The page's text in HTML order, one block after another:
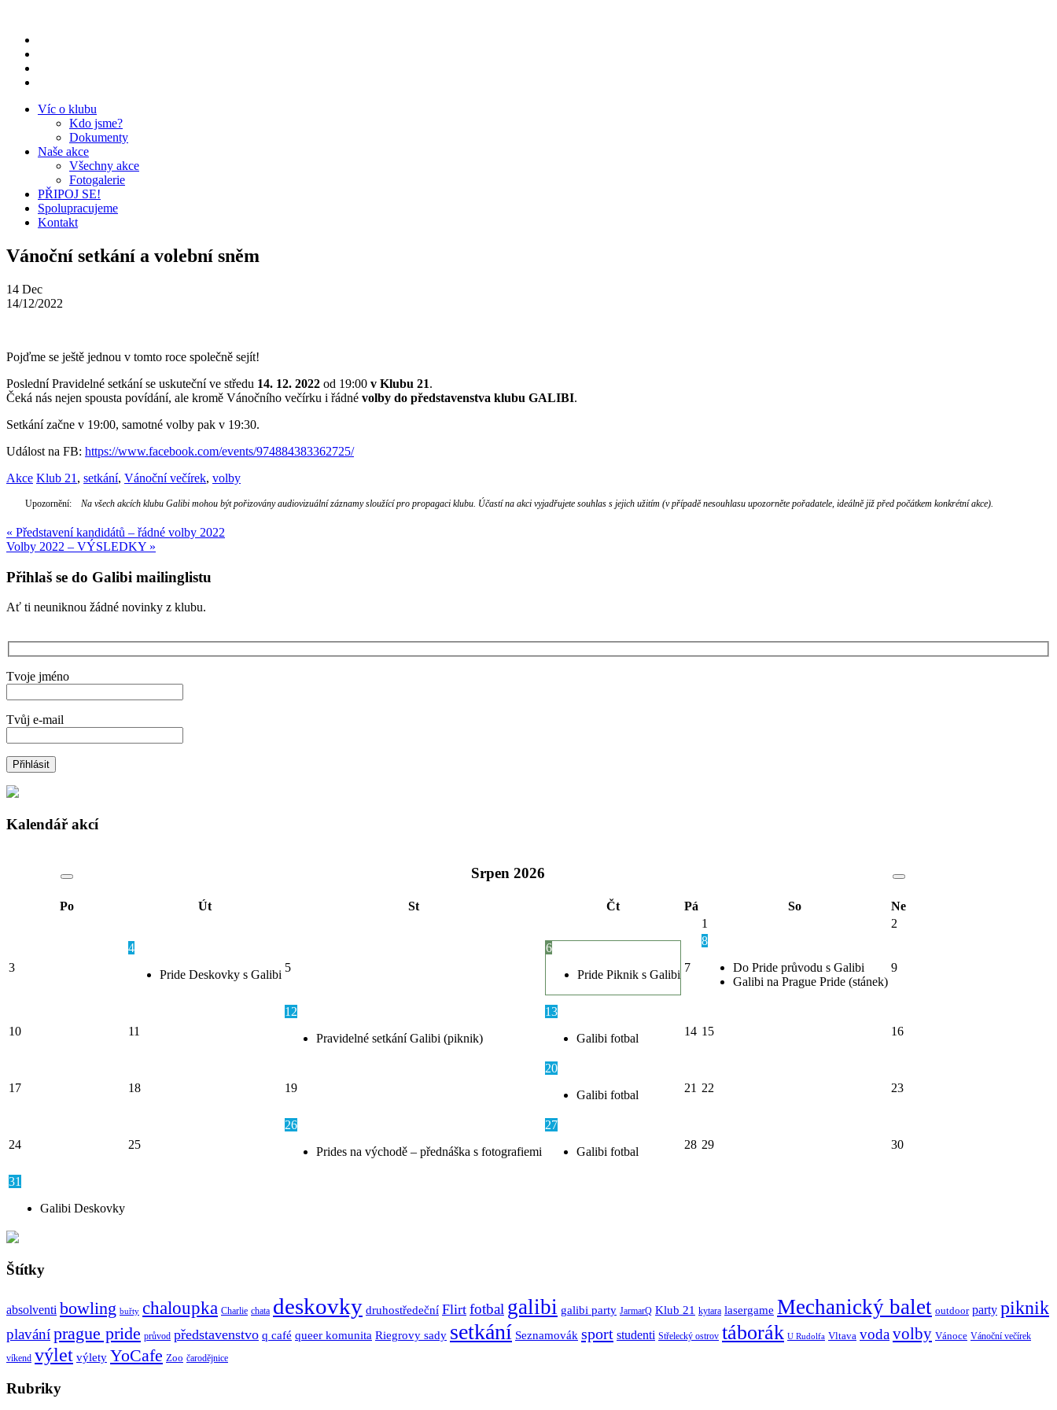
obsah
Víc o klubu
Kdo jsme?
Dokumenty
Naše akce
Všechny akce
Fotogalerie
PŘIPOJ SE!
Spolupracujeme
Kontakt
Vánoční setkání a volební sněm
14 Dec
14/12/2022
Pojďme se ještě jednou v tomto roce společně sejít!
Poslední Pravidelné setkání se uskuteční ve středu 14. 12. 2022 od 19:00 v Klubu 21.
Čeká nás nejen spousta povídání, ale kromě Vánočního večírku i řádné volby do představenstva klubu GALIBI.
Setkání začne v 19:00, samotné volby pak v 19:30.
Událost na FB: https://www.facebook.com/events/974884383362725/
Akce Klub 21 , setkání, Vánoční večírek, volby
Upozornění: Na všech akcích klubu Galibi mohou být pořizovány audiovizuální záznamy sloužící pro propagaci klubu. Účastí na akci vyjadřujete souhlas s jejich užitím (v případě nesouhlasu upozorněte pořadatele, ideálně již před počátkem konkrétní akce).
Navigace
pro
příspěvek
« Představení kandidátů – řádné volby 2022
Volby 2022 – VÝSLEDKY »
Přihlaš se do Galibi mailinglistu
Ať ti neuniknou žádné novinky z klubu.
Tvoje jméno
Tvůj e-mail
Kalendář akcí
Srpen 2026
Po Út St Čt Pá So
Ne
1
2
3
4
Pride Deskovky s Galibi
5
6
Pride Piknik s Galibi
7
8
Do Pride průvodu s Galibi
Galibi na Prague Pride (stánek)
9
10 11
12
Pravidelné setkání Galibi (piknik)
13
Galibi fotbal
14 15 16
17 18 19
20
Galibi fotbal
21 22 23
24 25
26
Prides na východě – přednáška s fotografiemi
27
Galibi fotbal
28 29 30
31
Galibi Deskovky
Štítky
absolventi bowling buřty chaloupka Charlie chata deskovky druhostředeční Flirt fotbal galibi galibi party JarmarQ Klub 21 kytara lasergame Mechanický balet outdoor party piknik
plaváníprague pride průvod představenstvo q café queer komunita Riegrovy sady setkání Seznamovák sport studenti Střelecký ostrov táborák U Rudolfa Vltava vodavolby Vánoce Vánoční večírek
víkend výlet výlety YoCafe Zoo čarodějnice
Rubriky